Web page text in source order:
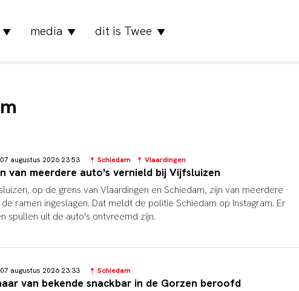
media ▼ dit is Twee ▼
augustus 2026 23:53 Schiedam Vlaardingen
van meerdere auto's vernield bij Vijfsluizen
op de grens van Vlaardingen en Schiedam, zijn van meerdere
de ramen ingeslagen. Dat meldt de politie Schiedam op Instagram. Er
spullen uit de auto's ontvreemd zijn.
augustus 2026 23:33 Schiedam
van bekende snackbar in de Gorzen beroofd